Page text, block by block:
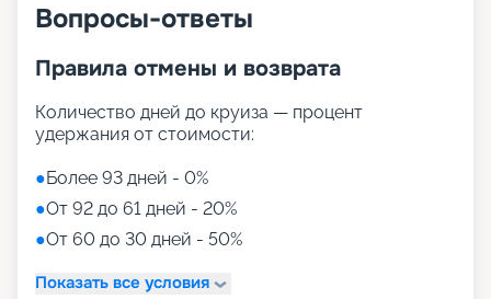
Вопросы-ответы
Правила отмены и возврата
Количество дней до круиза — процент
удержания от стоимости:
●Более 93 дней - 0%
●От 92 до 61 дней - 20%
●От 60 до 30 дней - 50%
Показать все условия